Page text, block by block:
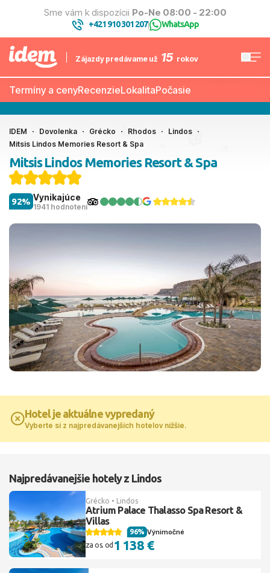
Sme vám k dispozícii Po-Ne 08:00 - 22:00
+421 910 301 207| WhatsApp
Zájazdy predávame už 15 rokov
Termíny a cenyRecenzieLokalitaPočasie
IDEM Dovolenka Grécko Rhodos
Lindos
Mitsis Lindos Memories Resort & Spa
Mitsis Lindos Memories Resort & Spa
Vynikajúce
1941 hodnotení
92%
Hotel je aktuálne vypredaný
Vyberte si z najpredávanejších hotelov nižšie.
Najpredávanejšie hotely z Lindos
Grécko • Lindos
Atrium Palace Thalasso Spa Resort &
Villas
Výnimočné
96%
za os. od 1 138 €